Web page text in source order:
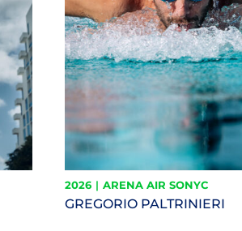
2026 | ARENA AIR SONYC
GREGORIO PALTRINIERI